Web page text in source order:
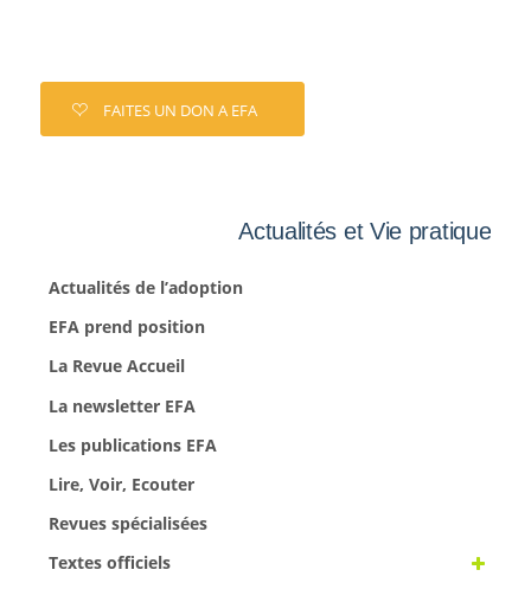
FAITES UN DON A EFA
Actualités et Vie pratique
Actualités de l’adoption
EFA prend position
La Revue Accueil
La newsletter EFA
Les publications EFA
Lire, Voir, Ecouter
Revues spécialisées
Textes officiels